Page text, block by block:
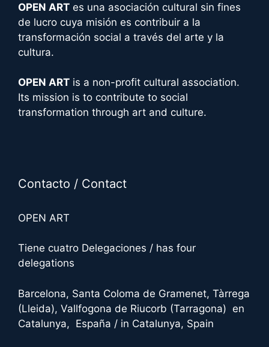
v
e
:
OPEN ART es una asociación cultural sin fines
de lucro cuya misión es contribuir a la
transformación social a través del arte y la
cultura.
OPEN ART is a non-profit cultural association.
Its mission is to contribute to social
transformation through art and culture.
Contacto / Contact
OPEN ART
Tiene cuatro Delegaciones / has four
delegations
Barcelona, Santa Coloma de Gramenet, Tàrrega
(Lleida), Vallfogona de Riucorb (Tarragona) en
Catalunya, España / in Catalunya, Spain